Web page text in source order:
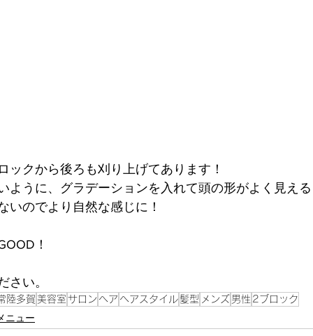
ックから後ろも刈り上げてあります！
ように、グラデーションを入れて頭の形がよく見え
いのでより自然な感じに！
！
さい。
陸多賀 美容室 サロン ヘア ヘアスタイル髪型 メンズ 男性 2ブロック
ニュー